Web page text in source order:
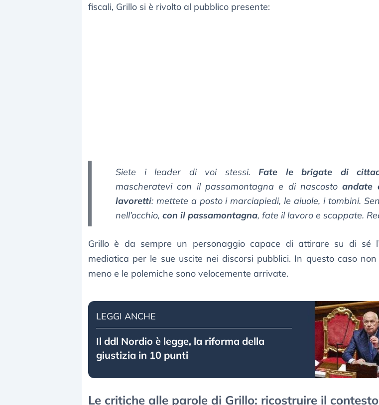
fiscali, Grillo si è rivolto al pubblico presente:
Siete i leader di voi stessi.Fate le brigate di
mascheratevi con il passamontagna e di nascostoandate
lavoretti: mettete a posto i marciapiedi, le aiuole, i tombini.
nell’occhio, con il passamontagna, fate il lavoro e scappate.
Grillo è da sempre un personaggio capace di attirare su di sé
mediatica per le sue uscite nei discorsi pubblici. In questo caso
meno e le polemiche sono velocemente arrivate.
LEGGI ANCHE
Il ddl Nordio è legge, la riforma della
giustizia in 10 punti
Le critiche alle parole di Grillo: ricostruire il contesto